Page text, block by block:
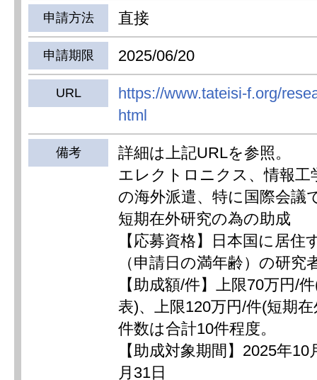
申請方法 直接
申請期限 2025/06/20
URL
https://www.tateisi-f.org/
html
備考
詳細は上記URLを参照。
エレクトロニクス、情報工
の海外派遣、特に国際会議
短期在外研究の為の助成
【応募資格】日本国に居住
（申請日の満年齢）の研究
【助成額/件】上限70万円/
表)、上限120万円/件(短期
件数は合計10件程度。
【助成対象期間】2025年
月31日